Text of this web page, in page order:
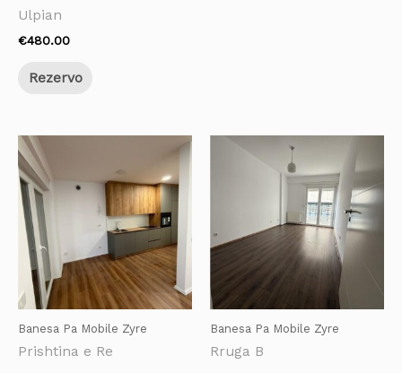
Ulpian
€480.00
Rezervo
Banesa Pa Mobile Zyre
Prishtina e Re
Banesa Pa Mobile Zyre
Rruga B